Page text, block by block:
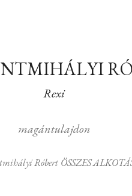
Rexi
magántulajdon
Róbert ÖSSZES